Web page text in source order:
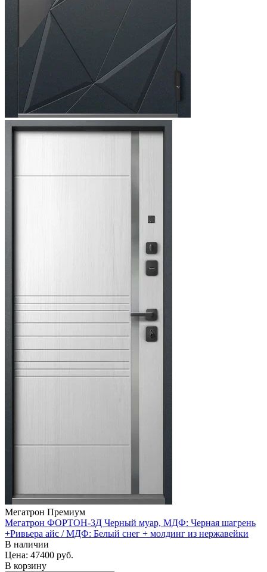
Мегатрон Премиум
Мегатрон ФОРТОН-3Д Черный муар, МДФ: Черная шагрень
+Ривьера айс / МДФ: Белый снег + молдинг из нержавейки
В наличии
Цена: 47400 руб.
В корзину